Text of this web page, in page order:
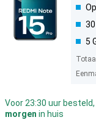
5
Voor 23:30 uur besteld,
morgen in huis